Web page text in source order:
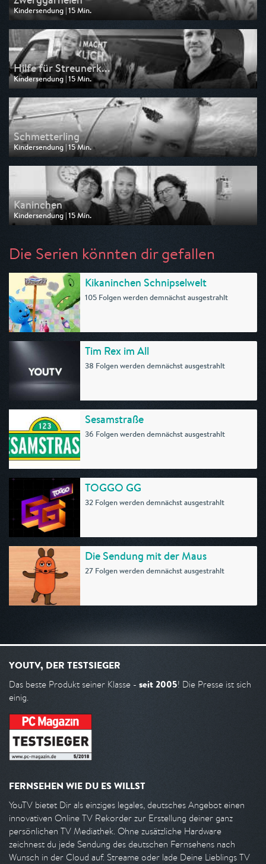
Kindersendung | 15 Min.
Ausgestrahlt von KiKA
am 16.05.2026, 10:05
Hilfe für Streunerk...
Kindersendung | 15 Min.
Ausgestrahlt von ARD
am 25.04.2026, 07:40
Schmetterling
Kindersendung | 15 Min.
Ausgestrahlt von KiKA
am 11.04.2026, 10:05
Kaninchen
Kindersendung | 15 Min.
Ausgestrahlt von KiKA
Die Serien könnten dir gefallen
Kikaninchen Schnipselwelt
105 Folgen werden demnächst ausgestrahlt
Tim Rex im All
38 Folgen werden demnächst ausgestrahlt
Sesamstraße
36 Folgen werden demnächst ausgestrahlt
TOGGO GG
32 Folgen werden demnächst ausgestrahlt
Die Sendung mit der Maus
27 Folgen werden demnächst ausgestrahlt
YOUTV, DER TESTSIEGER
Das beste Produkt seiner Klasse - seit 2005! Die Presse ist sich
einig.
FERNSEHEN WIE DU ES WILLST
YouTV bietet Dir als einziges legales, deutsches Angebot einen
innovativen Online TV Rekorder zur Erstellung deiner ganz
persönlichen TV Mediathek. Ohne zusätzliche Hardware
zeichnest du jede Sendung des deutschen Fernsehens nach
Wunsch in der Cloud auf. Streame oder lade Deine Lieblings TV